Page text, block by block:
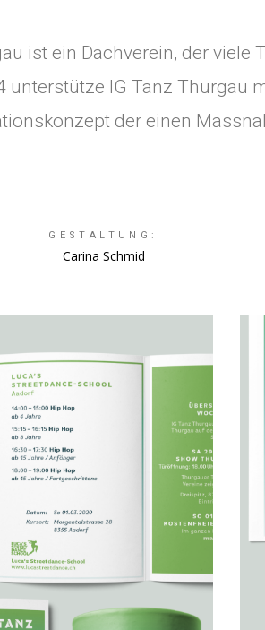
ist ein Dachverein, der
unterstütze IG Tanz Thurgau
der einen
GESTALTUNG:
Carina Schmid